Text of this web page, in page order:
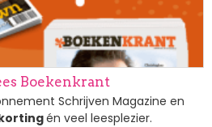
Boekenkrant
Schrijven Magazine en
én veel leesplezier.